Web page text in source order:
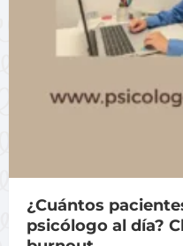
¿Cuántos
psicólogo al día?